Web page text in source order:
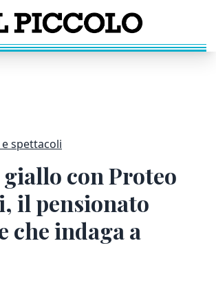
spettacoli
con Proteo
il pensionato
che indaga a